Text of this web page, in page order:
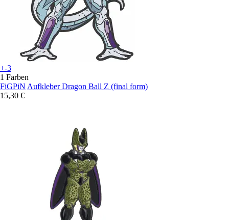
+-3
1 Farben
FiGPiN Aufkleber Dragon Ball Z (final form)
15,30 €